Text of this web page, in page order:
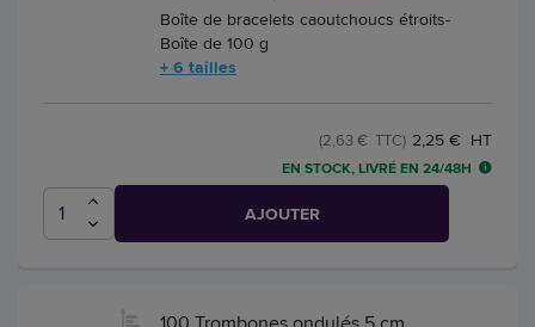
Boîte de bracelets caoutchoucs étroits-
Boîte de 100 g
+ 6 tailles
2,25 € HT
(2,63 € TTC)
EN STOCK, LIVRÉ EN 24/48H
AJOUTER